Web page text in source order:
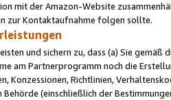
mit der Amazon-Website
zur Kontaktaufnahme folgen sollte.
und sichern zu, dass (a) Sie
am Partnerprogramm noch die
Konzessionen, Richtlinien,
Behörde (einschließlich der